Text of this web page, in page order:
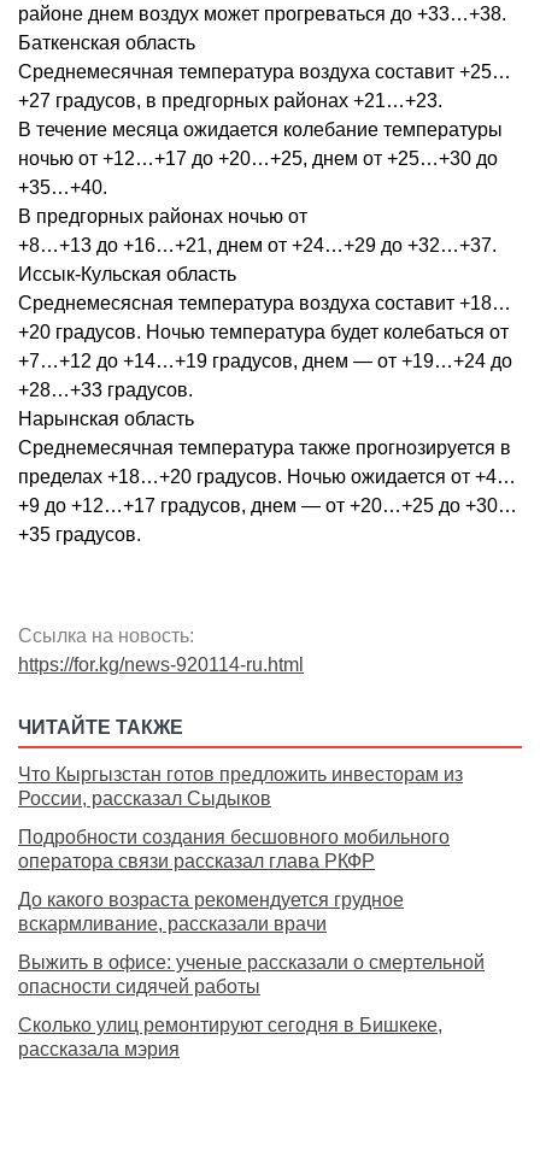
районе днем воздух может прогреваться до +33…+38.
Баткенская область
Среднемесячная температура воздуха составит +25…
+27 градусов, в предгорных районах +21…+23.
В течение месяца ожидается колебание температуры
ночью от +12…+17 до +20…+25, днем от +25…+30 до
+35…+40.
В предгорных районах ночью от
+8…+13 до +16…+21, днем от +24…+29 до +32…+37.
Иссык-Кульская область
Среднемесясная температура воздуха составит +18…
+20 градусов. Ночью температура будет колебаться от
+7…+12 до +14…+19 градусов, днем — от +19…+24 до
+28…+33 градусов.
Нарынская область
Среднемесячная температура также прогнозируется в
пределах +18…+20 градусов. Ночью ожидается от +4…
+9 до +12…+17 градусов, днем — от +20…+25 до +30…
+35 градусов.
Ссылка на новость:
https://for.kg/news-920114-ru.html
ЧИТАЙТЕ ТАКЖЕ
Что Кыргызстан готов предложить инвесторам из
России, рассказал Сыдыков
Подробности создания бесшовного мобильного
оператора связи рассказал глава РКФР
До какого возраста рекомендуется грудное
вскармливание, рассказали врачи
Выжить в офисе: ученые рассказали о смертельной
опасности сидячей работы
Сколько улиц ремонтируют сегодня в Бишкеке,
рассказала мэрия